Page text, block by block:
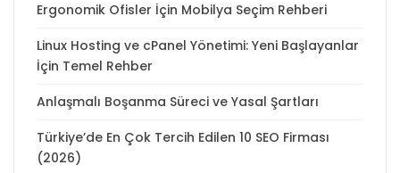
Ergonomik Ofisler İçin Mobilya Seçim Rehberi
Linux Hosting ve cPanel Yönetimi: Yeni Başlayanlar
İçin Temel Rehber
Anlaşmalı Boşanma Süreci ve Yasal Şartları
Türkiye’de En Çok Tercih Edilen 10 SEO Firması
(2026)